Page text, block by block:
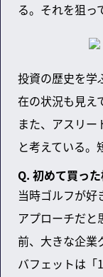
る。それを狙っ
投資の歴史を学
在の状況も見え
また、アスリ
と考えている。
Q. 初めて買っ
当時ゴルフが
アプローチだ
前、大きな企業
バフェットは「